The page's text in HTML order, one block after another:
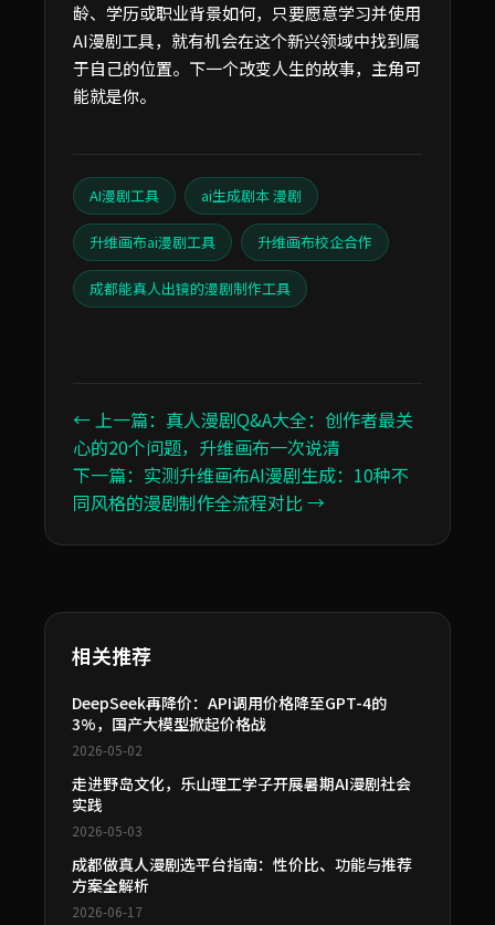
龄、学历或职业背景如何，只要愿意学习并使用
AI漫剧工具，就有机会在这个新兴领域中找到属
于自己的位置。下一个改变人生的故事，主角可
能就是你。
AI漫剧工具 ai生成剧本 漫剧
升维画布ai漫剧工具 升维画布校企合作
成都能真人出镜的漫剧制作工具
← 上一篇：真人漫剧Q&A大全：创作者最关
心的20个问题，升维画布一次说清
下一篇：实测升维画布AI漫剧生成：10种不
同风格的漫剧制作全流程对比 →
相关推荐
DeepSeek再降价：API调用价格降至GPT-4的
3%，国产大模型掀起价格战
2026-05-02
走进野岛文化，乐山理工学子开展暑期AI漫剧社会
实践
2026-05-03
成都做真人漫剧选平台指南：性价比、功能与推荐
方案全解析
2026-06-17